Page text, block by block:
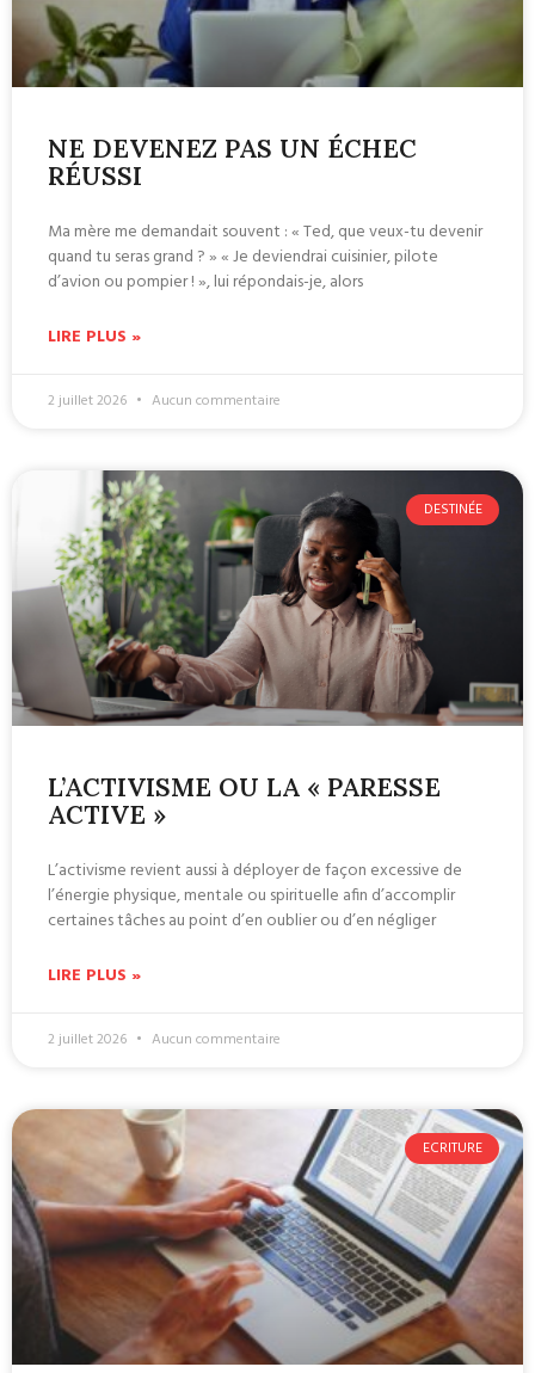
NE DEVENEZ PAS UN ÉCHEC
RÉUSSI
Ma mère me demandait souvent : « Ted, que veux-tu devenir
quand tu seras grand ? » « Je deviendrai cuisinier, pilote
d’avion ou pompier ! », lui répondais-je, alors
LIRE PLUS »
2 juillet 2026 Aucun commentaire
DESTINÉE
L’ACTIVISME OU LA « PARESSE
ACTIVE »
L’activisme revient aussi à déployer de façon excessive de
l’énergie physique, mentale ou spirituelle afin d’accomplir
certaines tâches au point d’en oublier ou d’en négliger
LIRE PLUS »
2 juillet 2026 Aucun commentaire
ECRITURE